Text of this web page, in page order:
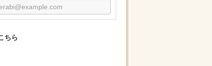
ちら